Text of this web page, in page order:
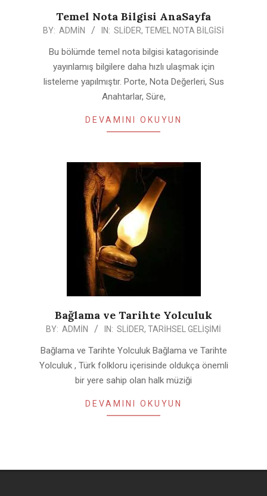
Temel Nota Bilgisi AnaSayfa
2019-
BY: ADMIN IN: SLIDER, TEMEL NOTA BILGISI
Bu bölümde temel nota bilgisi katagorisinde
yayınlamış bilgilere daha hızlı ulaşmak için
listeleme yapılmıştır. Porte, Nota Değerleri, Sus
Anahtarlar, Süre,
DEVAMINI OKUYUN
Bağlama ve Tarihte Yolculuk
2019-
BY: ADMIN IN: SLIDER, TARIHSEL GELIŞIMI
Bağlama ve Tarihte Yolculuk Bağlama ve Tarihte
Yolculuk , Türk folkloru içerisinde oldukça önemli
bir yere sahip olan halk müziği
DEVAMINI OKUYUN